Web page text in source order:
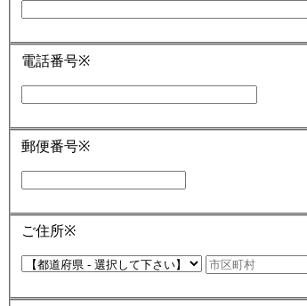
電話番号※
郵便番号※
ご住所※